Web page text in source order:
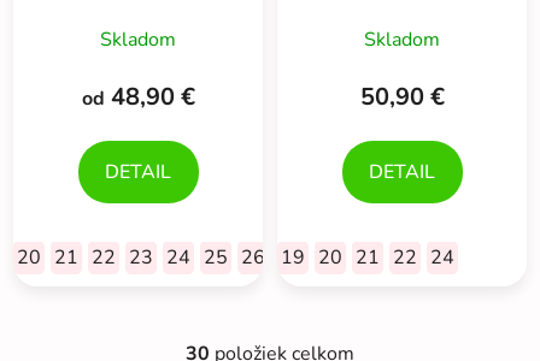
Skladom
od 48,90 €
DETAIL
20 21 22 23 24 25 26 27 28 29 30
Skladom
50,90 €
DETAIL
19 20 21 22 24
30 položiek celkom